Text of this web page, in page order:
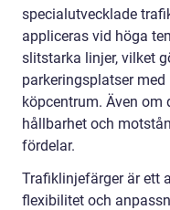
specialutvecklade
appliceras vid höga
slitstarka linjer, vilket
parkeringsplatser
köpcentrum. Även om
hållbarhet och
fördelar.
Trafiklinjefärger är ett
flexibilitet och